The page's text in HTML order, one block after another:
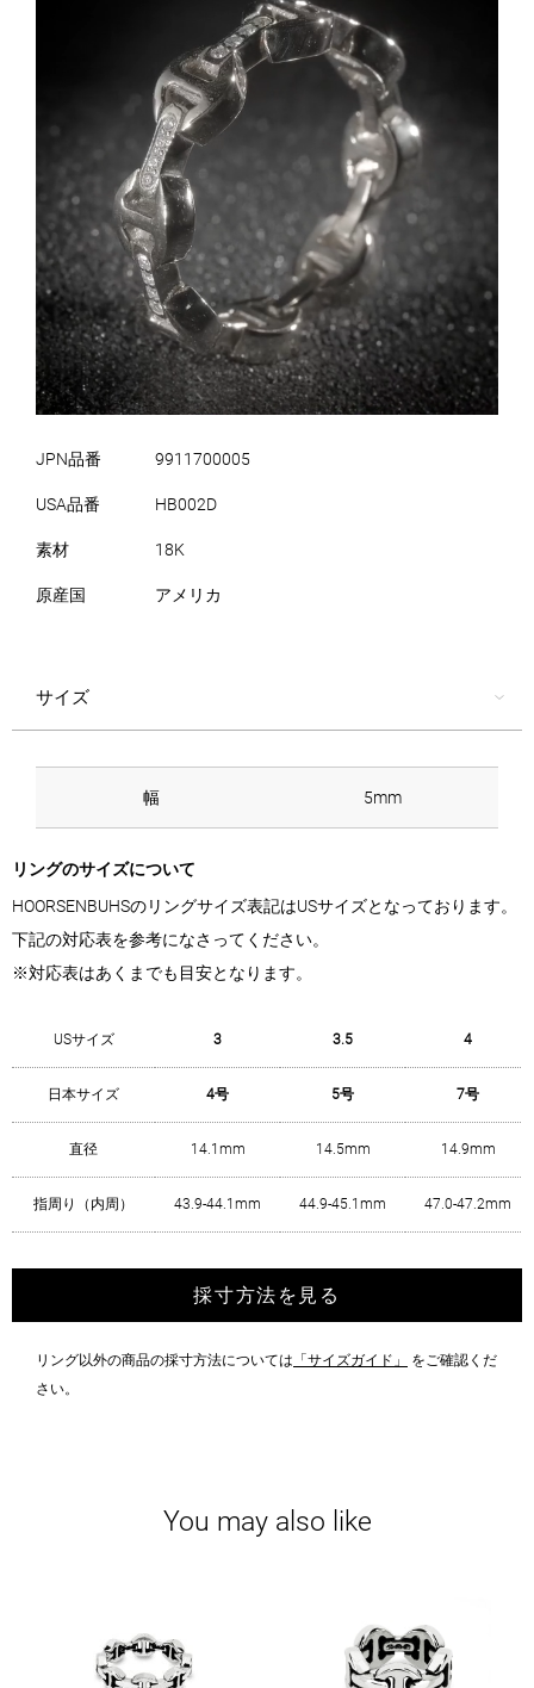
JPN品番 9911700005
USA品番 HB002D
素材 18K
原産国 アメリカ
サイズ
幅 5mm
リングのサイズについて
HOORSENBUHSのリングサイズ表記はUSサイズとなっております。
下記の対応表を参考になさってください。
※対応表はあくまでも目安となります。
USサイズ 3 3.5 4
日本サイズ 4号 5号 7号
直径 14.1mm 14.5mm 14.9mm
指周り（内周） 43.9-44.1mm 44.9-45.1mm 47.0-47.2mm
採寸方法を見る
リング以外の商品の採寸方法については 「サイズガイド」
をご確認くだ
さい。
You may also like